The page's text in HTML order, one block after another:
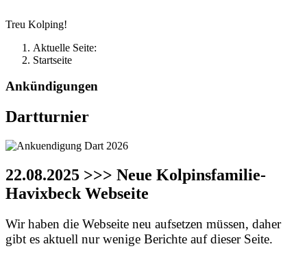
Treu Kolping!
Aktuelle Seite:
Startseite
Ankündigungen
Dartturnier
22.08.2025 >>> Neue Kolpinsfamilie-
Havixbeck Webseite
Wir haben die Webseite neu aufsetzen müssen, daher
gibt es aktuell nur wenige Berichte auf dieser Seite.